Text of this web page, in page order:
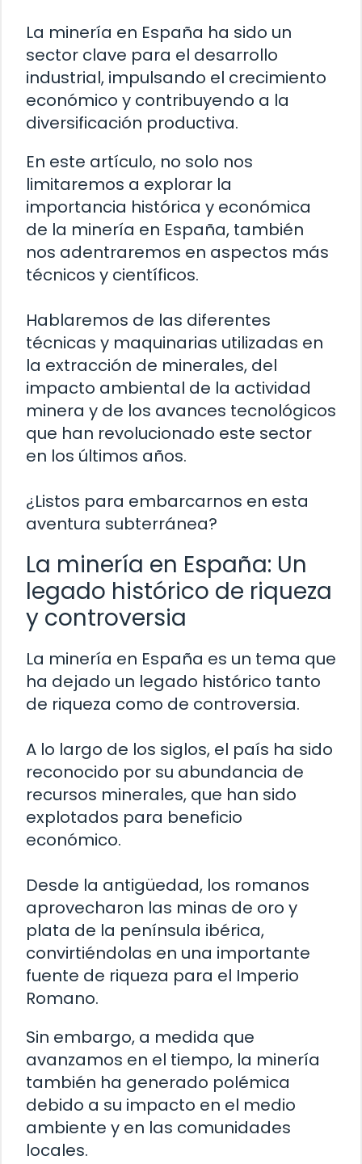
La minería en España ha sido un
sector clave para el desarrollo
industrial, impulsando el crecimiento
económico y contribuyendo a la
diversificación productiva.
En este artículo, no solo nos
limitaremos a explorar la
importancia histórica y económica
de la minería en España, también
nos adentraremos en aspectos más
técnicos y científicos.
Hablaremos de las diferentes
técnicas y maquinarias utilizadas en
la extracción de minerales, del
impacto ambiental de la actividad
minera y de los avances tecnológicos
que han revolucionado este sector
en los últimos años.
¿Listos para embarcarnos en esta
aventura subterránea?
La minería en España: Un
legado histórico de riqueza
y controversia
La minería en España es un tema que
ha dejado un legado histórico tanto
de riqueza como de controversia.
A lo largo de los siglos, el país ha sido
reconocido por su abundancia de
recursos minerales, que han sido
explotados para beneficio
económico.
Desde la antigüedad, los romanos
aprovecharon las minas de oro y
plata de la península ibérica,
convirtiéndolas en una importante
fuente de riqueza para el Imperio
Romano.
Sin embargo, a medida que
avanzamos en el tiempo, la minería
también ha generado polémica
debido a su impacto en el medio
ambiente y en las comunidades
locales.